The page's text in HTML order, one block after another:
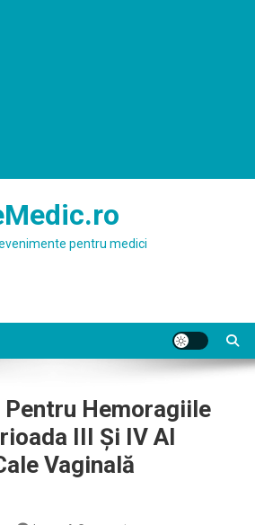
pentru medici
Pentru Hemoragiile
III Şi IV Al
Vaginală